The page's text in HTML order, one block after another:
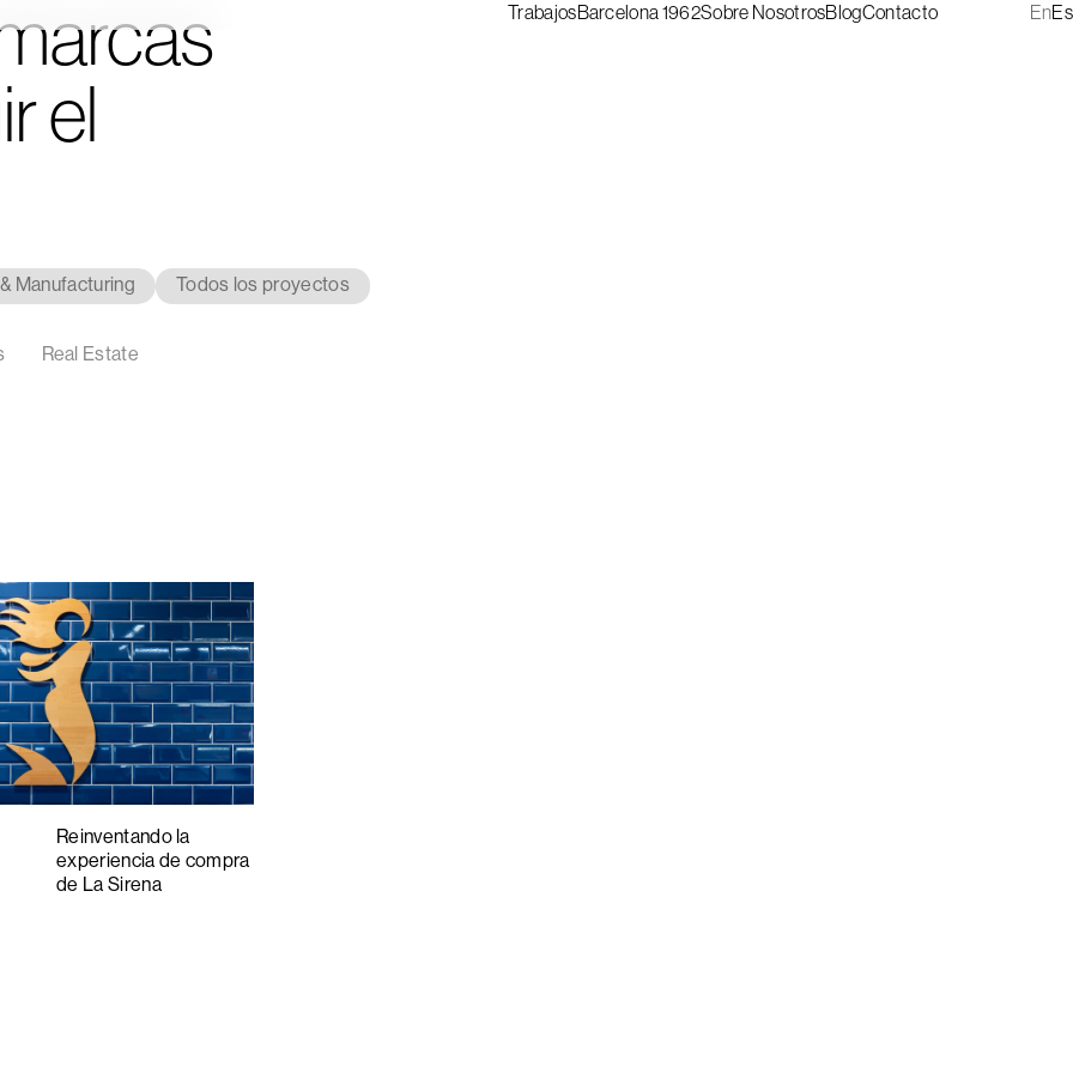
5 6
TrabajosBarcelona 1962Sobre NosotrosBlogContacto Es
En
el
Estrategia Innovación
Manufacturing Todos los proyectos
Real Estate
Reinventando la
experiencia de compra
de La Sirena